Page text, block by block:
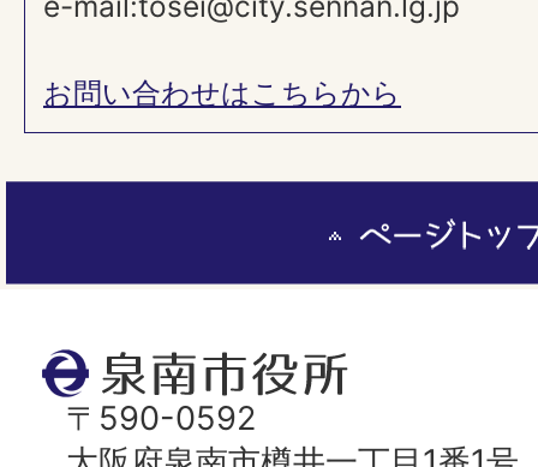
お問い合わせはこちらから
泉
南
市
〒590-0592